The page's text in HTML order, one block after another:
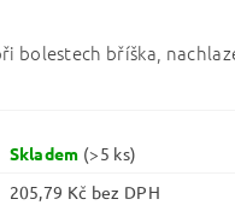
bolestech bříška,
Skladem (>5 ks)
205,79 Kč bez DPH